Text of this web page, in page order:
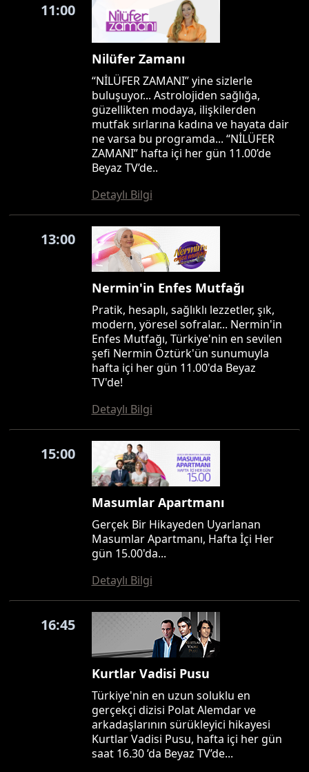
11:00
Nilüfer Zamanı
“NİLÜFER ZAMANI” yine sizlerle
buluşuyor... Astrolojiden sağlığa,
güzellikten modaya, ilişkilerden
mutfak sırlarına kadına ve hayata dair
ne varsa bu programda... “NİLÜFER
ZAMANI” hafta içi her gün 11.00’de
Beyaz TV’de..
Detaylı Bilgi
13:00
Nermin'in Enfes Mutfağı
Pratik, hesaplı, sağlıklı lezzetler, şık,
modern, yöresel sofralar... Nermin'in
Enfes Mutfağı, Türkiye'nin en sevilen
şefi Nermin Öztürk'ün sunumuyla
hafta içi her gün 11.00'da Beyaz
TV'de!
Detaylı Bilgi
15:00
Masumlar Apartmanı
Gerçek Bir Hikayeden Uyarlanan
Masumlar Apartmanı, Hafta İçi Her
gün 15.00'da...
Detaylı Bilgi
16:45
Kurtlar Vadisi Pusu
Türkiye'nin en uzun soluklu en
gerçekçi dizisi Polat Alemdar ve
arkadaşlarının sürükleyici hikayesi
Kurtlar Vadisi Pusu, hafta içi her gün
saat 16.30 ’da Beyaz TV’de...